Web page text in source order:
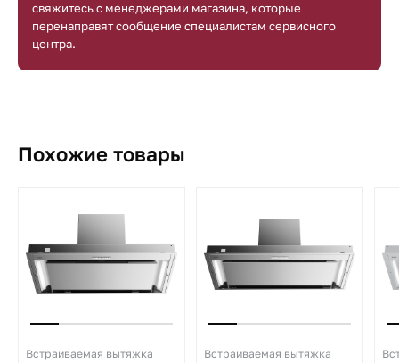
свяжитесь с менеджерами магазина, которые
перенаправят сообщение специалистам сервисного
центра.
Похожие товары
Встраиваемая вытяжка Встраиваемая вытяжка